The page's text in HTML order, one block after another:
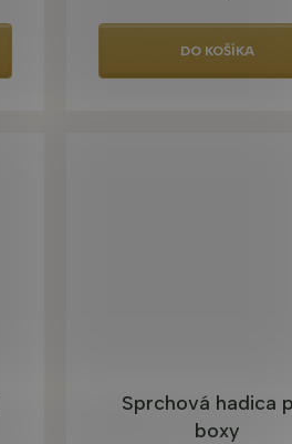
DO KOŠÍKA
Sprchová hadica
boxy